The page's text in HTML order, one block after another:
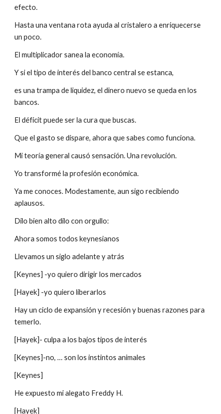
efecto.
Hasta una ventana rota ayuda al cristalero a enriquecerse
un poco.
El multiplicador sanea la economía.
Y si el tipo de interés del banco central se estanca,
es una trampa de liquidez, el dinero nuevo se queda en los
bancos.
El déficit puede ser la cura que buscas.
Que el gasto se dispare, ahora que sabes como funciona.
Mi teoría general causó sensación. Una revolución.
Yo transformé la profesión económica.
Ya me conoces. Modestamente, aun sigo recibiendo
aplausos.
Dilo bien alto dilo con orgullo:
Ahora somos todos keynesianos
Llevamos un siglo adelante y atrás
[Keynes] -yo quiero dirigir los mercados
[Hayek] -yo quiero liberarlos
Hay un ciclo de expansión y recesión y buenas razones para
temerlo.
[Hayek]- culpa a los bajos tipos de interés
[Keynes]-no, … son los instintos animales
[Keynes]
He expuesto mi alegato Freddy H.
[Hayek]